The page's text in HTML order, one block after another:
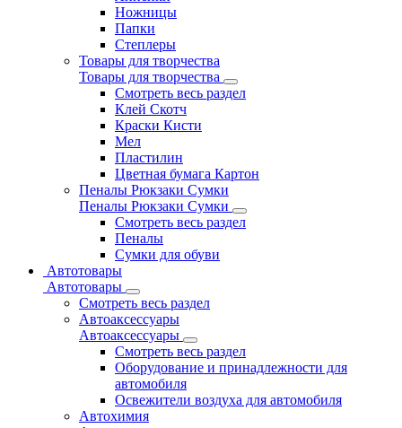
Ножницы
Папки
Степлеры
Товары для творчества
Товары для творчества
Смотреть весь раздел
Клей Скотч
Краски Кисти
Мел
Пластилин
Цветная бумага Картон
Пеналы Рюкзаки Сумки
Пеналы Рюкзаки Сумки
Смотреть весь раздел
Пеналы
Сумки для обуви
Автотовары
Автотовары
Смотреть весь раздел
Автоаксессуары
Автоаксессуары
Смотреть весь раздел
Оборудование и принадлежности для
автомобиля
Освежители воздуха для автомобиля
Автохимия